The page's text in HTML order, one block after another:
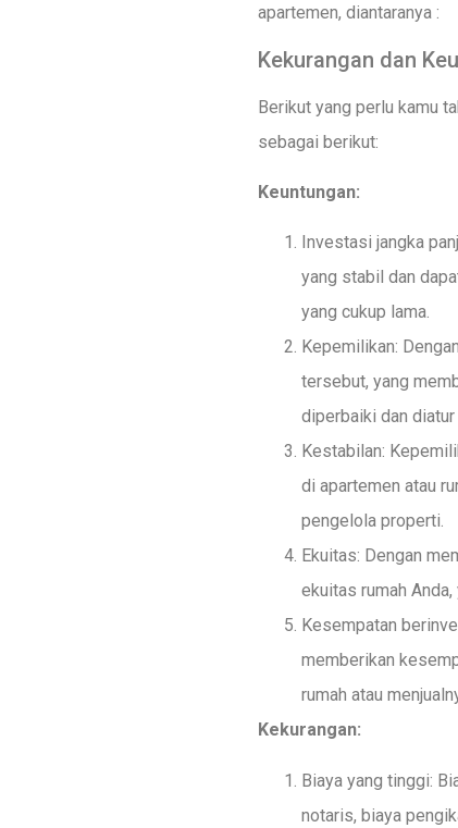
apartemen, diantaranya :
Kekurangan dan
Berikut yang perlu kamu
sebagai berikut:
Keuntungan:
Investasi jangka
yang stabil dan
yang cukup lama.
Kepemilikan:
tersebut, yang
diperbaiki dan
Kestabilan:
di apartemen atau
pengelola properti.
Ekuitas: Dengan
ekuitas rumah
Kesempatan
memberikan
rumah atau
Kekurangan:
Biaya yang tinggi:
notaris, biaya